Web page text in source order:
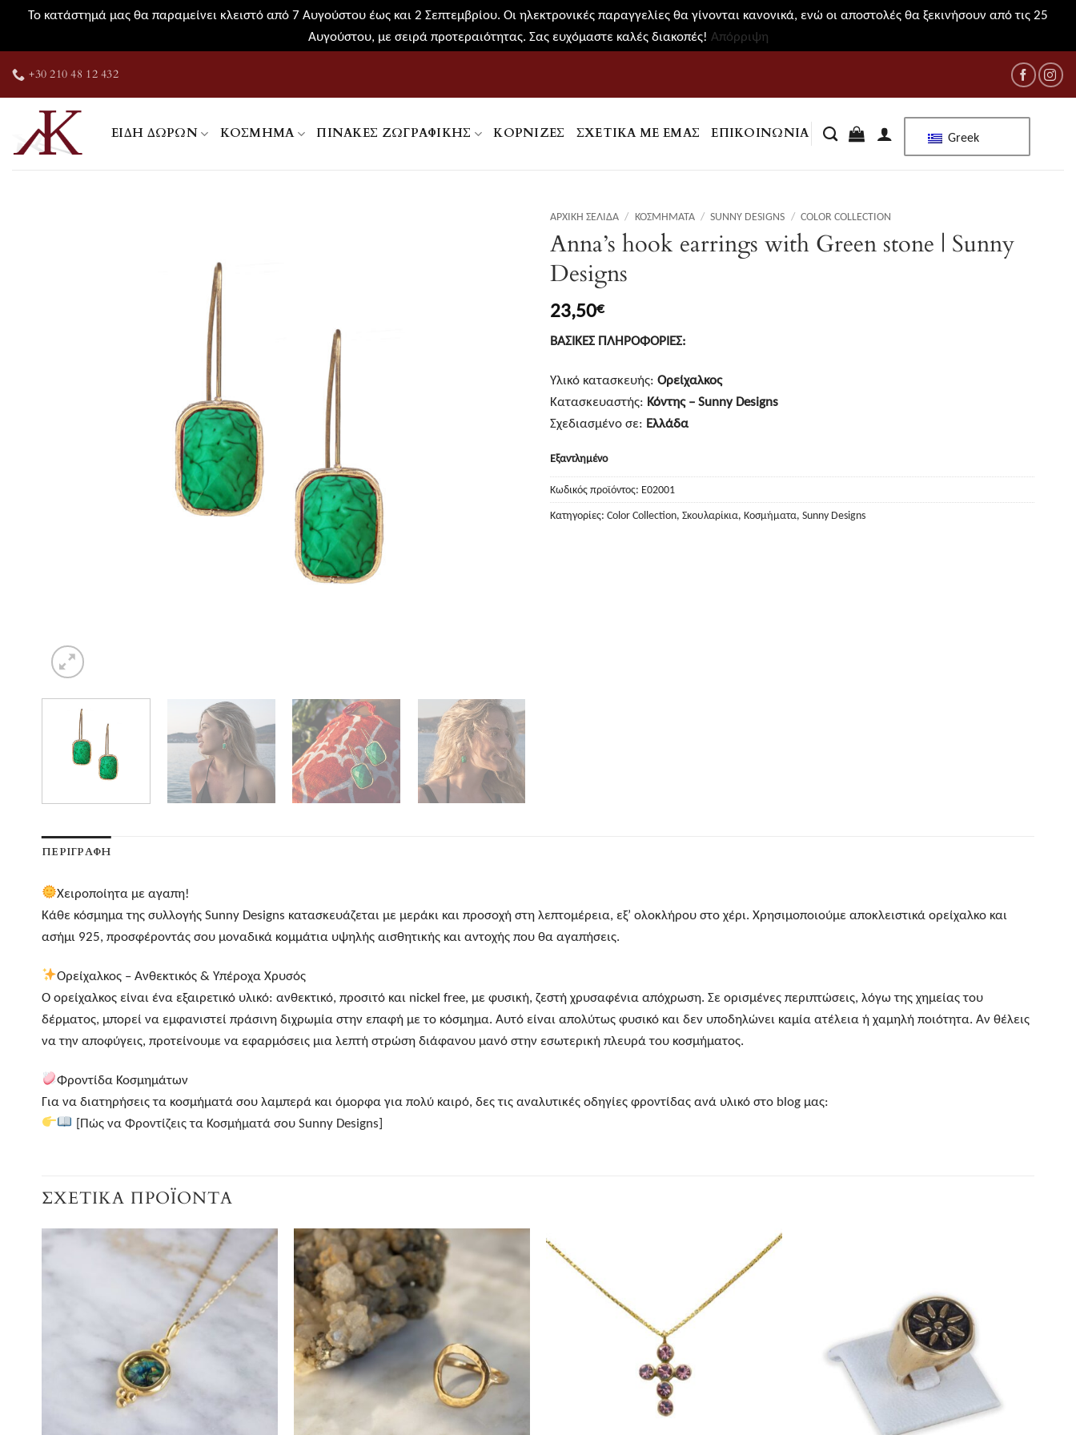
Το κατάστημά μας θα παραμείνει κλειστό από 7 Αυγούστου έως και 2 Σεπτεμβρίου. Οι ηλεκτρονικές παραγγελίες θα γίνονται κανονικά, ενώ οι αποστολές θα ξεκινήσουν από τις 25
Αυγούστου, με σειρά προτεραιότητας. Σας ευχόμαστε καλές διακοπές! Απόρριψη
στο
+30 210 48 12 432
ΕΊΔΗ ΔΏΡΩΝ ΚΌΣΜΗΜΑ ΠΊΝΑΚΕΣ ΖΩΓΡΑΦΙΚΉΣ ΚΟΡΝΊΖΕΣ ΣΧΕΤΙΚΑ ΜΕ ΕΜΑΣ ΕΠΙΚΟΙΝΩΝΊΑ Greek
ΑΡΧΙΚΉ ΣΕΛΊΔΑ / ΚΟΣΜΉΜΑΤΑ / SUNNY DESIGNS / COLOR COLLECTION
Anna’s hook earrings with Green stone | Sunny
Designs
23,50€
ΒΑΣΙΚΕΣ ΠΛΗΡΟΦΟΡΙΕΣ:
Υλικό κατασκευής: Ορείχαλκος
Κατασκευαστής: Κόντης – Sunny Designs
Σχεδιασμένο σε: Ελλάδα
Εξαντλημένο
Κωδικός προϊόντος: E02001
Κατηγορίες: Color Collection, Σκουλαρίκια, Κοσμήματα, Sunny Designs
ΠΕΡΙΓΡΑΦΉ
Χειροποίητα με αγαπη!
Κάθε κόσμημα της συλλογής Sunny Designs κατασκευάζεται με μεράκι και προσοχή στη λεπτομέρεια, εξ’ ολοκλήρου στο χέρι. Χρησιμοποιούμε αποκλειστικά ορείχαλκο και
ασήμι 925, προσφέροντάς σου μοναδικά κομμάτια υψηλής αισθητικής και αντοχής που θα αγαπήσεις.
Ορείχαλκος – Ανθεκτικός & Υπέροχα Χρυσός
Ο ορείχαλκος είναι ένα εξαιρετικό υλικό: ανθεκτικό, προσιτό και nickel free, με φυσική, ζεστή χρυσαφένια απόχρωση. Σε ορισμένες περιπτώσεις, λόγω της χημείας του
δέρματος, μπορεί να εμφανιστεί πράσινη διχρωμία στην επαφή με το κόσμημα. Αυτό είναι απολύτως φυσικό και δεν υποδηλώνει καμία ατέλεια ή χαμηλή ποιότητα. Αν θέλεις
να την αποφύγεις, προτείνουμε να εφαρμόσεις μια λεπτή στρώση διάφανου μανό στην εσωτερική πλευρά του κοσμήματος.
Φροντίδα Κοσμημάτων
Για να διατηρήσεις τα κοσμήματά σου λαμπερά και όμορφα για πολύ καιρό, δες τις αναλυτικές οδηγίες φροντίδας ανά υλικό στο blog μας:
[Πώς να Φροντίζεις τα Κοσμήματά σου Sunny Designs]
ΣΧΕΤΙΚΆ ΠΡΟΪΌΝΤΑ